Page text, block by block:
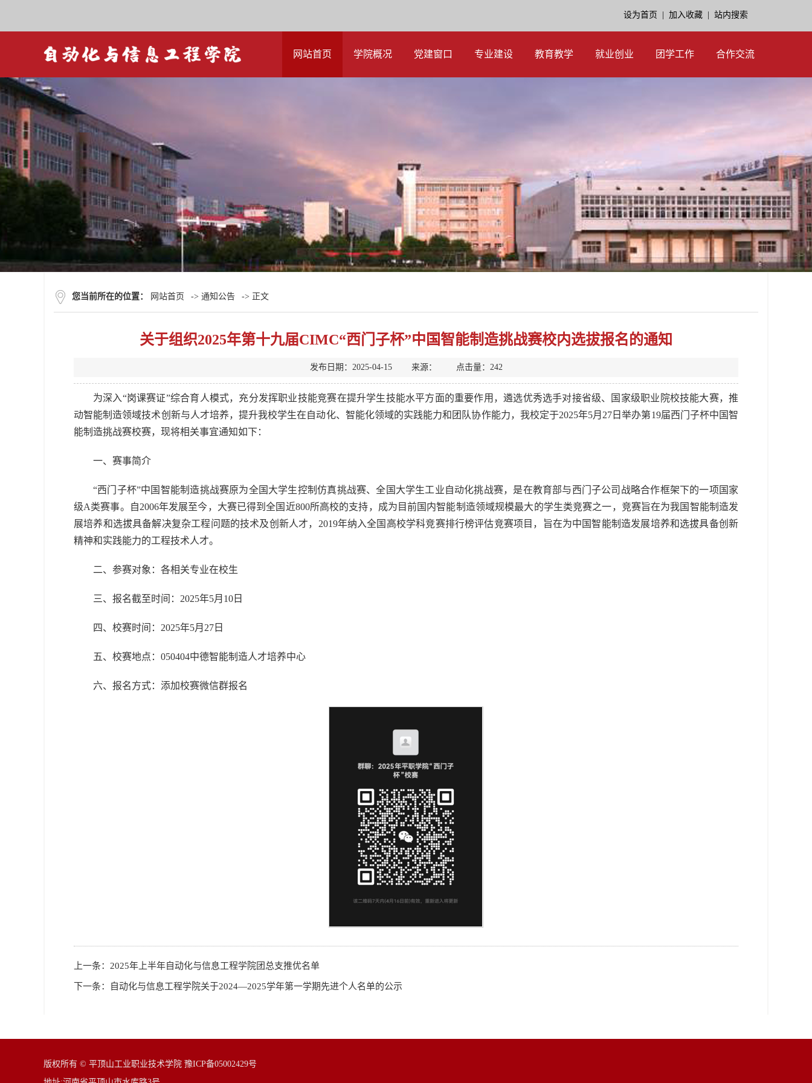
设为首页 加入收藏 站内搜索
网站首页 学院概况 党建窗口 专业建设 教育教学 就业创业 团学工作 合作交流
您当前所在的位置： 网站首页 -> 通知公告 -> 正文
关于组织2025年第十九届CIMC“西门子杯”中国智能制造挑战赛校内选拔报名的通知
发布日期：2025-04-15 来源： 点击量： 242
为深入“岗课赛证”综合育人模式，充分发挥职业技能竞赛在提升学生技能水平方面的重要作用，遴选优秀选手对接省级、国家级职业院校技能大赛，推
动智能制造领域技术创新与人才培养，提升我校学生在自动化、智能化领域的实践能力和团队协作能力，我校定于2025年5月27日举办第19届西门子杯中国智
能制造挑战赛校赛，现将相关事宜通知如下：
一、赛事简介
“西门子杯”中国智能制造挑战赛原为全国大学生控制仿真挑战赛、全国大学生工业自动化挑战赛，是在教育部与西门子公司战略合作框架下的一项国家
级A类赛事。自2006年发展至今，大赛已得到全国近800所高校的支持，成为目前国内智能制造领域规模最大的学生类竞赛之一，竞赛旨在为我国智能制造发
展培养和选拔具备解决复杂工程问题的技术及创新人才，2019年纳入全国高校学科竞赛排行榜评估竞赛项目，旨在为中国智能制造发展培养和选拔具备创新
精神和实践能力的工程技术人才。
二、参赛对象：各相关专业在校生
三、报名截至时间：2025年5月10日
四、校赛时间：2025年5月27日
五、校赛地点：050404中德智能制造人才培养中心
六、报名方式：添加校赛微信群报名
上一条： 2025年上半年自动化与信息工程学院团总支推优名单
下一条： 自动化与信息工程学院关于2024—2025学年第一学期先进个人名单的公示
版权所有 © 平顶山工业职业技术学院 豫ICP备05002429号